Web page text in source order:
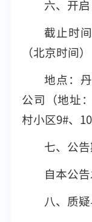
六、开启
截止时
（北京时间）
地点：
公司（地址
村小区9#、
七、公
自本公
八、质